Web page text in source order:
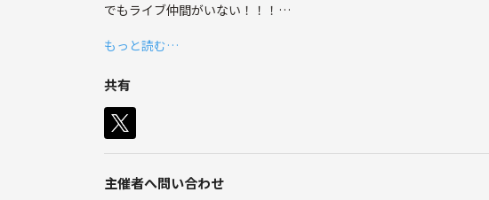
苦手
冗談が通じない人
でもライブ仲間がいない！！！
もっと読む…
共有
主催者へ問い合わせ